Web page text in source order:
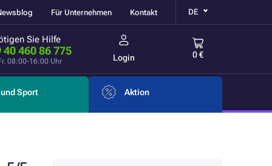
Für Unternehmen Kontakt DE
Sie Hilfe
40 460 86 775
08:00-16:00 Uhr Login 0 €
Sport Aktion